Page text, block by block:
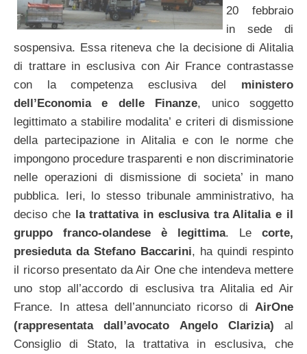
20 febbraio
in sede di
sospensiva. Essa riteneva che la decisione di Alitalia
di trattare in esclusiva con Air France contrastasse
con la competenza esclusiva del ministero
dell’Economia e delle Finanze, unico soggetto
legittimato a stabilire modalita’ e criteri di dismissione
della partecipazione in Alitalia e con le norme che
impongono procedure trasparenti e non discriminatorie
nelle operazioni di dismissione di societa’ in mano
pubblica. Ieri, lo stesso tribunale amministrativo, ha
deciso chela trattativa in esclusiva tra Alitalia e il
gruppo franco-olandese è legittima. Le corte,
presieduta da Stefano Baccarini, ha quindi respinto
il ricorso presentato da Air One che intendeva mettere
uno stop all’accordo di esclusiva tra Alitalia ed Air
France. In attesa dell’annunciato ricorso di AirOne
(rappresentata dall’avocato Angelo Clarizia) al
Consiglio di Stato, la trattativa in esclusiva, che